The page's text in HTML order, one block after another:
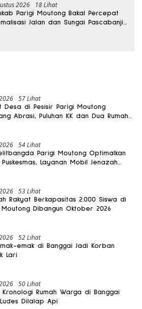
2026 18 Lihat
Parigi Moutong Bakal Percepat
Jalan dan Sungai Pascabanjir
57 Lihat
Desa di Pesisir Parigi Moutong
Abrasi, Puluhan KK dan Dua Rumah
54 Lihat
Parigi Moutong Optimalkan
Puskesmas, Layanan Mobil Jenazah
53 Lihat
Rakyat Berkapasitas 2.000 Siswa di
Moutong Dibangun Oktober 2026
52 Lihat
emak di Banggai Jadi Korban
Lari
50 Lihat
Kronologi Rumah Warga di Banggai
Dilalap Api